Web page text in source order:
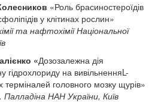
«Роль брасиностероїдів
у клітинах рослин»
та нафтохімії Національної
«Дозозалежна дія
гідрохлориду на вивільненняL-
терміналей головного мозку щурів»
Палладіна НАН України, Київ